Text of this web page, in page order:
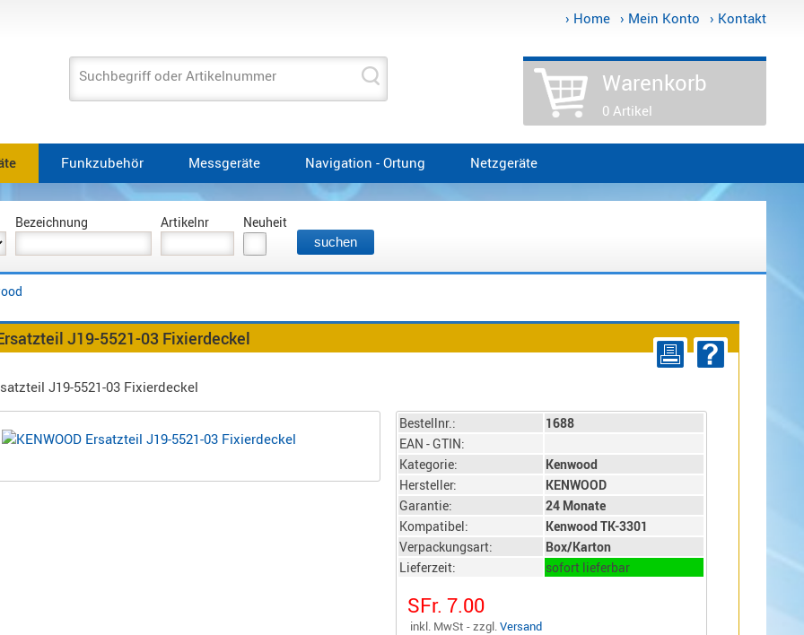
› Home › Mein Konto › Kontakt
Suchbegriff oder Artikelnummer Warenkorb
0 Artikel
Funkzubehör Messgeräte Navigation - Ortung Netzgeräte
Bezeichnung Artikelnr Neuheit
J19-5521-03 Fixierdeckel
J19-5521-03 Fixierdeckel
Bestellnr.:
1688
EAN - GTIN:
Kategorie:
Kenwood
Hersteller:
KENWOOD
Garantie:
24 Monate
Kompatibel:
Kenwood TK-3301
Verpackungsart:
Box/Karton
Lieferzeit:
sofort lieferbar
SFr. 7.00
inkl. MwSt - zzgl.Versand